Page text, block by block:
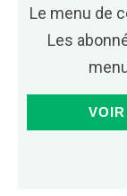
Le menu de
Les